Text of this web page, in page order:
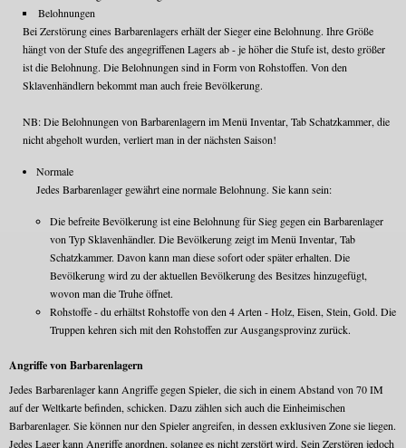
Belohnungen
Bei Zerstörung eines Barbarenlagers erhält der Sieger eine Belohnung. Ihre Größe
hängt von der Stufe des angegriffenen Lagers ab - je höher die Stufe ist, desto größer
ist die Belohnung. Die Belohnungen sind in Form von Rohstoffen. Von den
Sklavenhändlern bekommt man auch freie Bevölkerung.
NB: Die Belohnungen von Barbarenlagern im Menü Inventar, Tab Schatzkammer, die
nicht abgeholt wurden, verliert man in der nächsten Saison!
Normale
Jedes Barbarenlager gewährt eine normale Belohnung. Sie kann sein:
Die befreite Bevölkerung ist eine Belohnung für Sieg gegen ein Barbarenlager
von Typ Sklavenhändler. Die Bevölkerung zeigt im Menü Inventar, Tab
Schatzkammer. Davon kann man diese sofort oder später erhalten. Die
Bevölkerung wird zu der aktuellen Bevölkerung des Besitzes hinzugefügt,
wovon man die Truhe öffnet.
Rohstoffe - du erhältst Rohstoffe von den 4 Arten - Holz, Eisen, Stein, Gold. Die
Truppen kehren sich mit den Rohstoffen zur Ausgangsprovinz zurück.
Angriffe von Barbarenlagern
Jedes Barbarenlager kann Angriffe gegen Spieler, die sich in einem Abstand von 70 IM
auf der Weltkarte befinden, schicken. Dazu zählen sich auch die Einheimischen
Barbarenlager. Sie können nur den Spieler angreifen, in dessen exklusiven Zone sie liegen.
Jedes Lager kann Angriffe anordnen, solange es nicht zerstört wird. Sein Zerstören jedoch